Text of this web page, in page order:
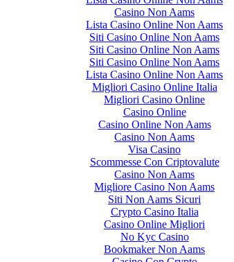
Casino Non Aams
Lista Casino Online Non Aams
Siti Casino Online Non Aams
Siti Casino Online Non Aams
Siti Casino Online Non Aams
Lista Casino Online Non Aams
Migliori Casino Online Italia
Migliori Casino Online
Casino Online
Casino Online Non Aams
Casino Non Aams
Visa Casino
Scommesse Con Criptovalute
Casino Non Aams
Migliore Casino Non Aams
Siti Non Aams Sicuri
Crypto Casino Italia
Casino Online Migliori
No Kyc Casino
Bookmaker Non Aams